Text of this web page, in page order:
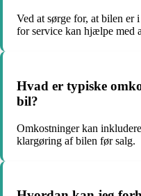
Ved at sørge for, at bilen er
for service kan hjælpe med
Hvad er typiske
bil?
Omkostninger kan
klargøring af bilen før salg.